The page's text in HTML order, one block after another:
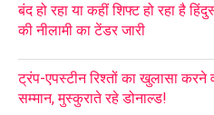
बंद हो रहा या कहीं शिफ्ट हो रहा है
की नीलामी का टेंडर जारी
ट्रंप-एपस्टीन रिश्तों का खुलासा करने
सम्मान, मुस्कुराते रहे डोनाल्ड!